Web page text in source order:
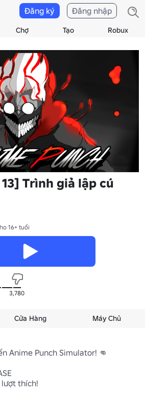
Chợ Tạo Robux
Đăng ký Đăng nhập
13] Trình giả lập cú
16+ tuổi
3,780
Cửa Hàng Máy Chủ
Anime Punch Simulator! 👊
lượt thích!